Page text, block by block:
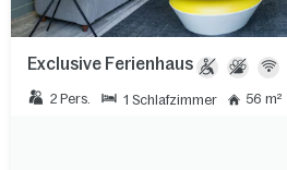
Exclusive Ferienhaus
2 Pers. 1 Schlafzimmer 56 m²